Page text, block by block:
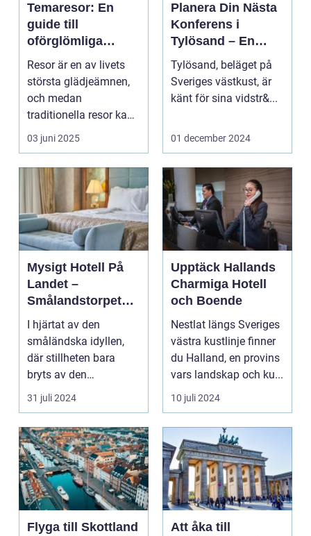
Temaresor: En
guide till
oförglömliga
upplevelser
Resor är en av livets
största glädjeämnen,
och medan
traditionella resor kan
bju...
03 juni 2025
Planera Din Nästa
Konferens i
Tylösand – En
Oslagbar
Upplevelse
Tylösand, beläget på
Sveriges västkust, är
känt för sina vidstr&...
01 december 2024
Mysigt Hotell På
Landet –
Smålandstorpets
Enchanted Retreat
I hjärtat av den
småländska idyllen,
där stillheten bara
bryts av den
harmonisk...
31 juli 2024
Upptäck Hallands
Charmiga Hotell
och Boende
Nestlat längs Sveriges
västra kustlinje finner
du Halland, en provins
vars landskap och ku...
10 juli 2024
Flyga till Skottland
Att åka till